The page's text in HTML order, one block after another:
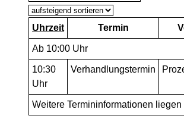
Uhrzeit Termin
Ab 10:00 Uhr
10:30
Uhr
Verhandlungstermin
Weitere Termininformationen